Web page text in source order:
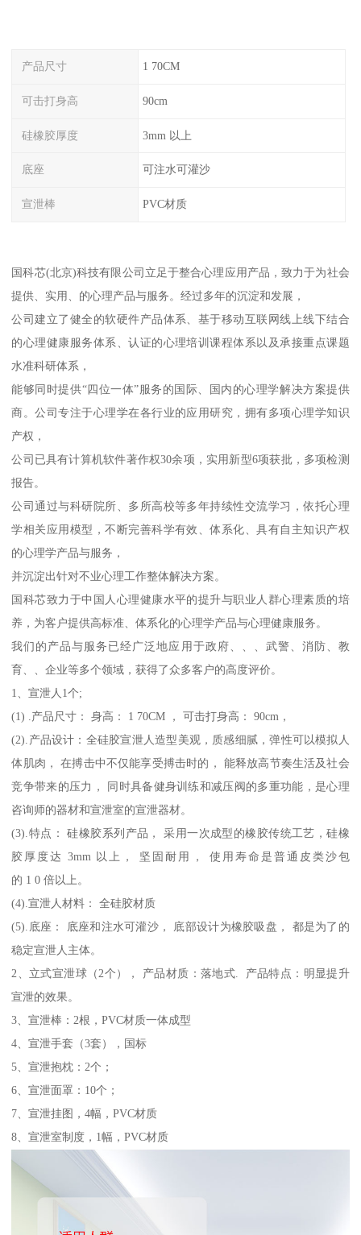
产品尺寸 1 70CM
可击打身高 90cm
硅橡胶厚度 3mm 以上
底座 可注水可灌沙
宣泄棒 PVC材质
国科芯(北京)科技有限公司立足于整合心理应用产品，致力于为社会
提供、实用、的心理产品与服务。经过多年的沉淀和发展，
公司建立了健全的软硬件产品体系、基于移动互联网线上线下结合
的心理健康服务体系、认证的心理培训课程体系以及承接重点课题
水准科研体系，
能够同时提供“四位一体”服务的国际、国内的心理学解决方案提供
商。公司专注于心理学在各行业的应用研究，拥有多项心理学知识
产权，
公司已具有计算机软件著作权30余项，实用新型6项获批，多项检测
报告。
公司通过与科研院所、多所高校等多年持续性交流学习，依托心理
学相关应用模型，不断完善科学有效、体系化、具有自主知识产权
的心理学产品与服务，
并沉淀出针对不业心理工作整体解决方案。
国科芯致力于中国人心理健康水平的提升与职业人群心理素质的培
养，为客户提供高标准、体系化的心理学产品与心理健康服务。
我们的产品与服务已经广泛地应用于政府、、、武警、消防、教
育、、企业等多个领域，获得了众多客户的高度评价。
1、宣泄人1个;
(1) .产品尺寸： 身高： 1 70CM ， 可击打身高： 90cm，
(2).产品设计：全硅胶宣泄人造型美观，质感细腻，弹性可以模拟人
体肌肉， 在搏击中不仅能享受搏击时的， 能释放高节奏生活及社会
竞争带来的压力， 同时具备健身训练和减压阀的多重功能，是心理
咨询师的器材和宣泄室的宣泄器材。
(3).特点： 硅橡胶系列产品， 采用一次成型的橡胶传统工艺，硅橡
胶厚度达 3mm 以上， 坚固耐用， 使用寿命是普通皮类沙包
的 1 0 倍以上。
(4).宣泄人材料： 全硅胶材质
(5).底座： 底座和注水可灌沙， 底部设计为橡胶吸盘， 都是为了的
稳定宣泄人主体。
2、立式宣泄球（2个）， 产品材质：落地式. 产品特点：明显提升
宣泄的效果。
3、宣泄棒：2根，PVC材质一体成型
4、宣泄手套（3套），国标
5、宣泄抱枕：2个；
6、宣泄面罩：10个；
7、宣泄挂图，4幅，PVC材质
8、宣泄室制度，1幅，PVC材质